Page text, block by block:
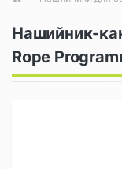
Нашийник-
Rope